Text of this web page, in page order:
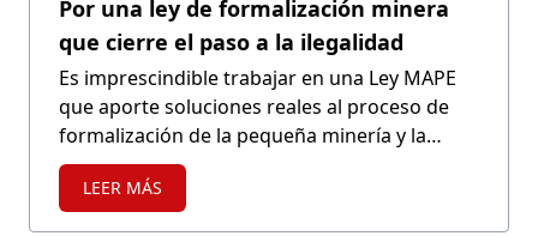
Por una ley de formalización minera
que cierre el paso a la ilegalidad
Es imprescindible trabajar en una Ley MAPE
que aporte soluciones reales al proceso de
formalización de la pequeña minería y la
minería artesanal, y a la vez enfrente con
decisión la minería ilegal, uno de los
principales problemas económicos,
LEER MÁS